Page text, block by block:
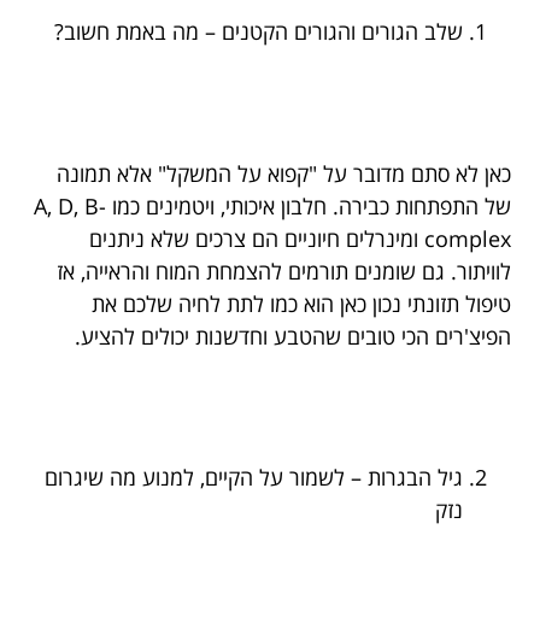
שלב הגורים והגורים הקטנים – מה באמת חשוב?
כאן לא סתם מדובר על "קפוא על המשקל" אלא תמונה
של התפתחות כבירה. חלבון איכותי, ויטמינים כמו A, D, B-
complex ומינרלים חיוניים הם צרכים שלא ניתנים
לוויתור. גם שומנים תורמים להצמחת המוח והראייה, אז
טיפול תזונתי נכון כאן הוא כמו לתת לחיה שלכם את
הפיצ'רים הכי טובים שהטבע וחדשנות יכולים להציע.
גיל הבגרות – לשמור על הקיים, למנוע מה שיגרום
נזק